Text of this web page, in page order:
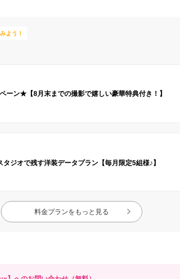
よう！
ーン★【8月末までの撮影で嬉しい豪華特典付き！】
タジオで残す洋装データプラン【毎月限定5組様♪】
料金プランをもっと見る